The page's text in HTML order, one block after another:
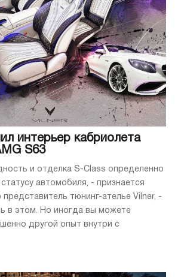
интерьер кабриолета
S63
и отделка S-Class определенно
автомобиля, - признается
тюнинг-ателье Vilner, -
в этом. Но иногда вы можете
другой опыт внутри с